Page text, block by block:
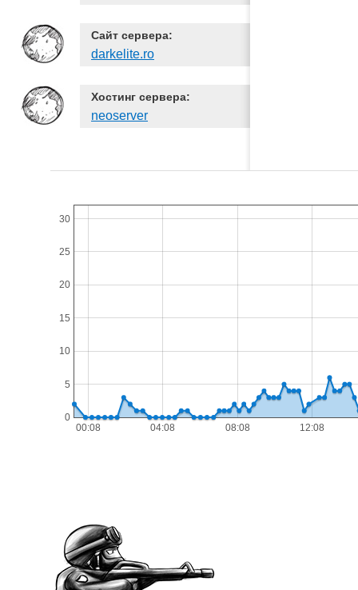
Сайт сервера:
darkelite.ro
Хостинг сервера:
neoserver
00:08 04:08 08:08 12:08
0
5
10
15
20
25
30